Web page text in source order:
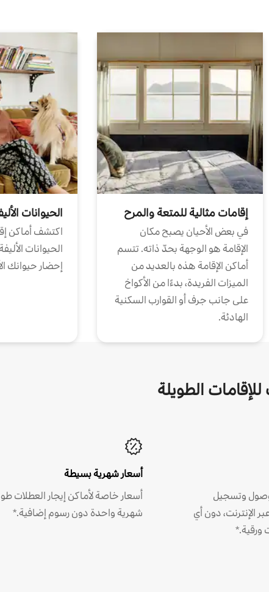
إقامات مثالية للمتعة والمرح
في بعض الأحيان يصبح مكان
الإقامة هو الوجهة بحدّ ذاته. تتسم
أماكن الإقامة هذه بالعديد من
الميزات الفريدة، بدءًا من الأكواخ
على جانب جرف أو القوارب السكنية
الهادئة.
الحيوانات
اكتشف أماكن
الحيوانات
إحضار حيوانك
للإقامات الطويلة
وتسجيل
الإنترنت، دون أي
ورقية.*
أسعار شهرية بسيطة
أسعار خاصة لأماكن إيجار العطلات
شهرية واحدة دون رسوم إضافية.*